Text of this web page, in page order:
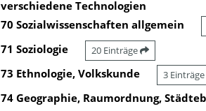
verschiedene Technologien
70 Sozialwissenschaften allgemein
71 Soziologie 20 Einträge
73 Ethnologie, Volkskunde 3 Einträge
74 Geographie, Raumordnung,